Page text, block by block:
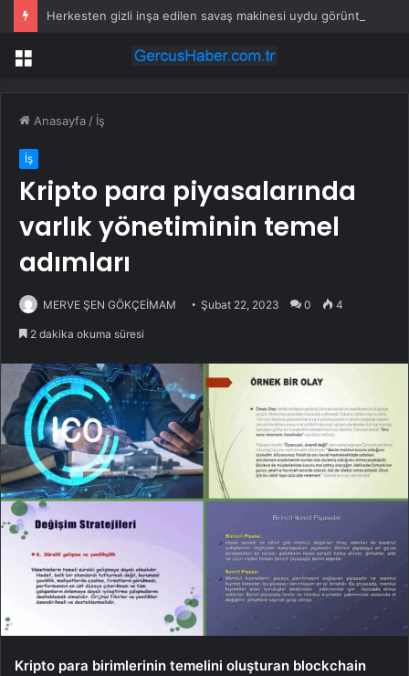
Menü
Anasayfa / İş
İş
Kripto para piyasalarında
varlık yönetiminin temel
adımları
MERVE ŞEN GÖKÇEİMAM Şubat 22, 2023 0 4
2 dakika okuma süresi
Kripto para birimlerinin temelini oluşturan blockchain